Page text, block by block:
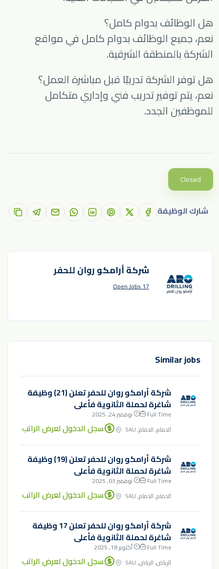
هل الوظائف بدوام كامل؟
نعم، جميع الوظائف بدوام كامل في مواقع
الشركة بالمنطقة الشرقية.
هل توفر الشركة تدريبًا قبل مباشرة العمل؟
نعم، يتم توفير تدريب فني وإداري متكامل
للموظفين الجدد.
Closed
شارك الوظيفة
شركة أرامكو روان للحفر
17 Open Jobs
Similar jobs
شركة أرامكو روان للحفر تعلن (21) وظيفة
شاغرة لحملة الثانوية فأعلى
Full Time
نوفمبر 24, 2025
الدمام, الدمام, SAU
سجل الدخول لعرض الراتب
شركة أرامكو روان للحفر تعلن (19) وظيفة
شاغرة لحملة الثانوية فأعلى
Full Time
نوفمبر 03, 2025
الدمام, الدمام, SAU
سجل الدخول لعرض الراتب
شركة أرامكو روان للحفر تعلن 17 وظيفة
شاغرة لحملة الثانوية فأعلى
Full Time
أكتوبر 18, 2025
الرياض, الرياض, SAU
سجل الدخول لعرض الراتب